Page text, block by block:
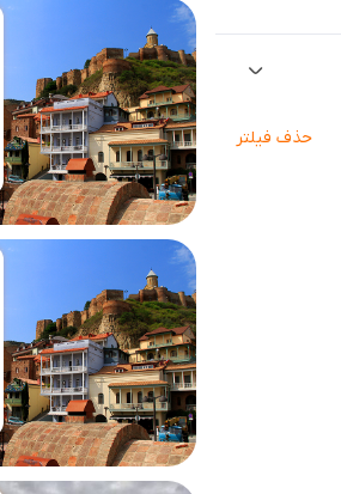
حذف فیلتر